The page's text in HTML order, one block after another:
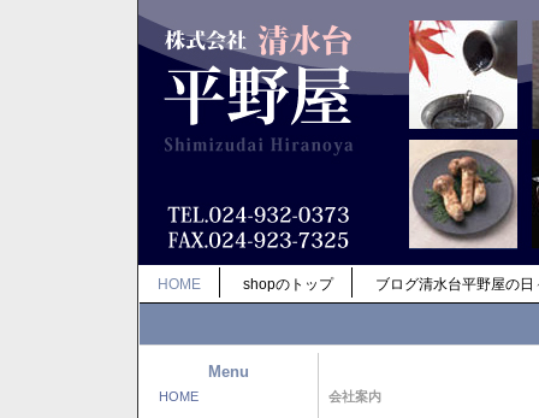
HOME shopのトップ ブログ清水台平野屋の日
Menu
HOME 会社案内